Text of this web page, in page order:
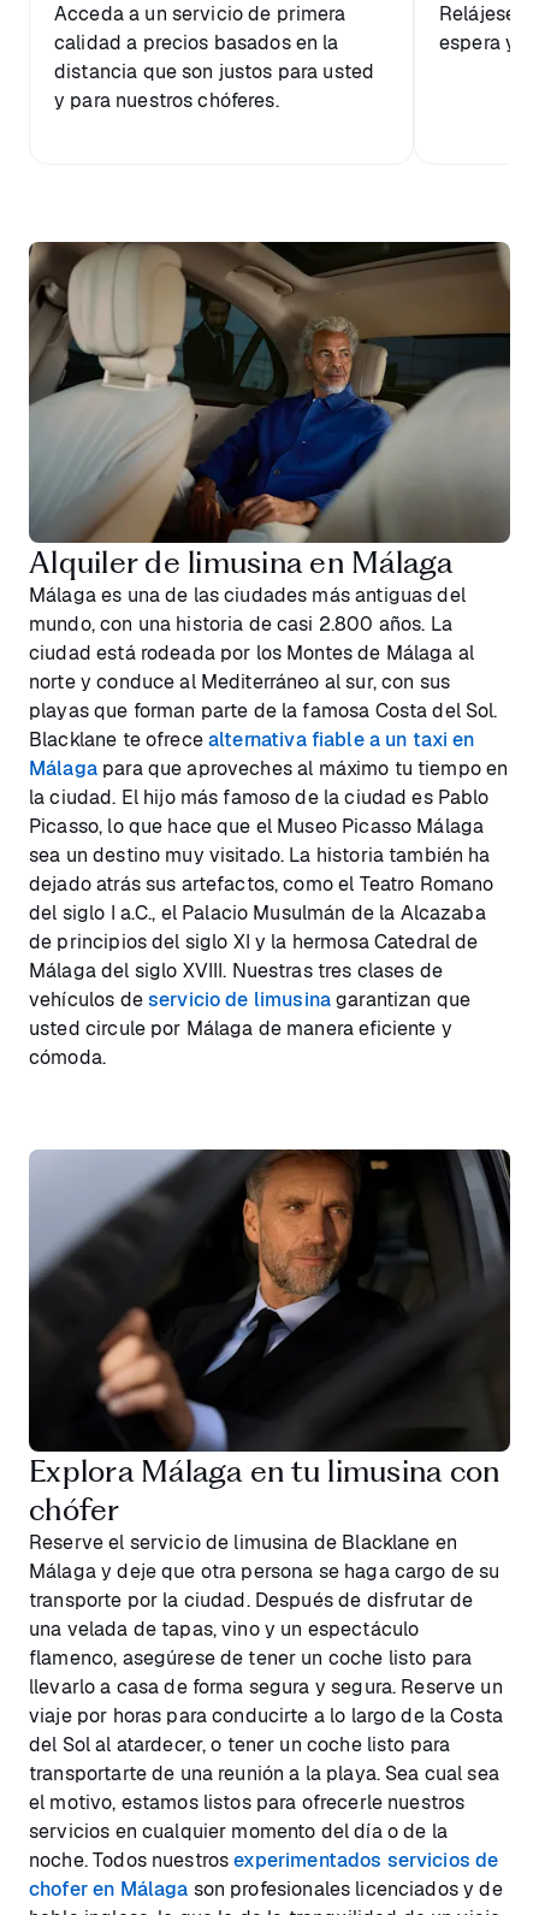
Acceda a un servicio de primera
calidad a precios basados en la
distancia que son justos para usted
y para nuestros chóferes.
Relájese
espera y
Alquiler de limusina en Málaga
Málaga es una de las ciudades más antiguas del
mundo, con una historia de casi 2.800 años. La
ciudad está rodeada por los Montes de Málaga al
norte y conduce al Mediterráneo al sur, con sus
playas que forman parte de la famosa Costa del Sol.
Blacklane te ofrecealternativa fiable a un taxi en
Málagapara que aproveches al máximo tu tiempo en
la ciudad. El hijo más famoso de la ciudad es Pablo
Picasso, lo que hace que el Museo Picasso Málaga
sea un destino muy visitado. La historia también ha
dejado atrás sus artefactos, como el Teatro Romano
del siglo I a.C., el Palacio Musulmán de la Alcazaba
de principios del siglo XI y la hermosa Catedral de
Málaga del siglo XVIII. Nuestras tres clases de
vehículos deservicio de limusinagarantizan que
usted circule por Málaga de manera eficiente y
cómoda.
Explora Málaga en tu limusina con
chófer
Reserve el servicio de limusina de Blacklane en
Málaga y deje que otra persona se haga cargo de su
transporte por la ciudad. Después de disfrutar de
una velada de tapas, vino y un espectáculo
flamenco, asegúrese de tener un coche listo para
llevarlo a casa de forma segura y segura. Reserve un
viaje por horas para conducirte a lo largo de la Costa
del Sol al atardecer, o tener un coche listo para
transportarte de una reunión a la playa. Sea cual sea
el motivo, estamos listos para ofrecerle nuestros
servicios en cualquier momento del día o de la
noche. Todos nuestrosexperimentados servicios de
chofer en Málaga son profesionales licenciados y de